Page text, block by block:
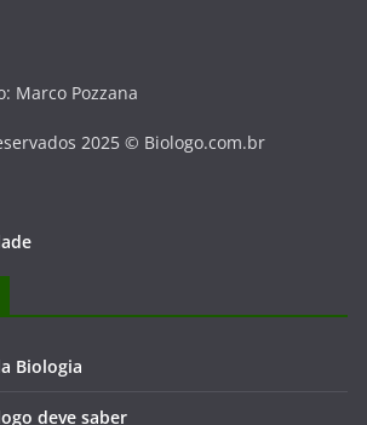
Marco Pozzana
2025 © Biologo.com.br
Biologia
deve saber